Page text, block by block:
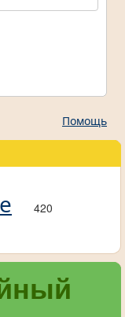
Помощь
420